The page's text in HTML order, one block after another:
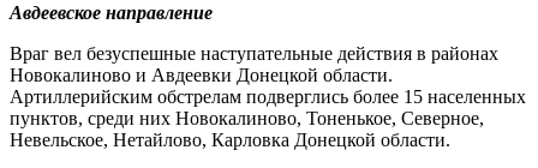
Авдеевское направление
Враг вел безуспешные наступательные действия в районах
Новокалиново и Авдеевки Донецкой области.
Артиллерийским обстрелам подверглись более 15 населенных
пунктов, среди них Новокалиново, Тоненькое, Северное,
Невельское, Нетайлово, Карловка Донецкой области.